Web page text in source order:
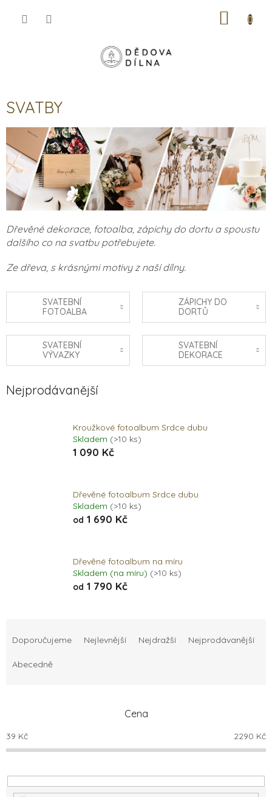
SVATBY
Dřevěné dekorace, fotoalba, zápichy do dortu a spoustu
dalšího co na svatbu potřebujete.
Ze dřeva, s krásnými motivy z naší dílny.
SVATEBNÍ
FOTOALBA
ZÁPICHY DO
DORTŮ
SVATEBNÍ
VÝVAZKY
SVATEBNÍ
DEKORACE
Nejprodávanější
Kroužkové fotoalbum Srdce dubu
Skladem (>10 ks)
1 090 Kč
Dřevěné fotoalbum Srdce dubu
Skladem (>10 ks)
od 1 690 Kč
Dřevěné fotoalbum na míru
Skladem (na míru) (>10 ks)
od 1 790 Kč
o
d
k
t
Doporučujeme Nejlevnější Nejdražší Nejprodávanější
Abecedně
Cena
39 Kč 2290 Kč